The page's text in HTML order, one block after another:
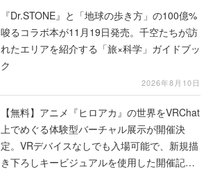
『Dr.STONE』と「地球の歩き方」の100億%
唆るコラボ本が11月19日発売。千空たちが訪
れたエリアを紹介する「旅×科学」ガイドブッ
ク
2026年8月10日
【無料】アニメ『ヒロアカ』の世界をVRChat
上でめぐる体験型バーチャル展示が開催決
定。VRデバイスなしでも入場可能で、新規描
き下ろしキービジュアルを使用した開催記念